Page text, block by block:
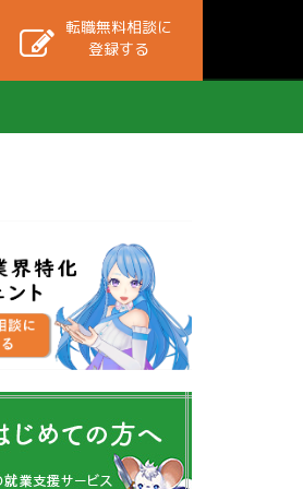
転職無料相談に
登録する